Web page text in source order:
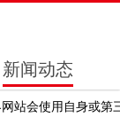
站会使用自身或第
新闻动态